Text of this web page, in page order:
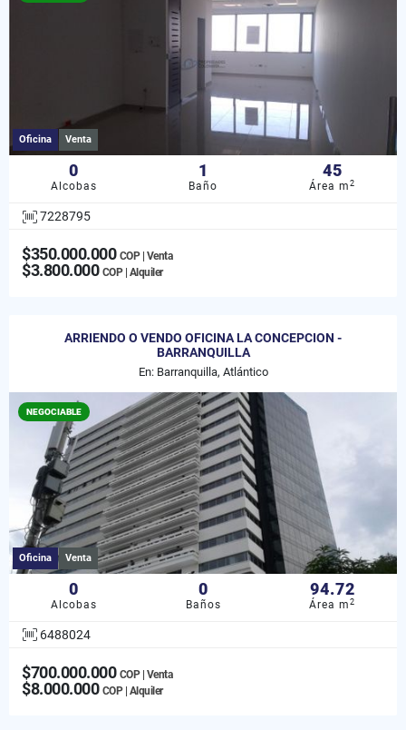
Oficina Venta
0
Alcobas
1
Baño
45
Área m2
7228795
$350.000.000 COP | Venta
$3.800.000 COP | Alquiler
ARRIENDO O VENDO OFICINA LA CONCEPCION -
BARRANQUILLA
En: Barranquilla, Atlántico
NEGOCIABLE
Oficina Venta
0
Alcobas
0
Baños
94.72
Área m2
6488024
$700.000.000 COP | Venta
$8.000.000 COP | Alquiler